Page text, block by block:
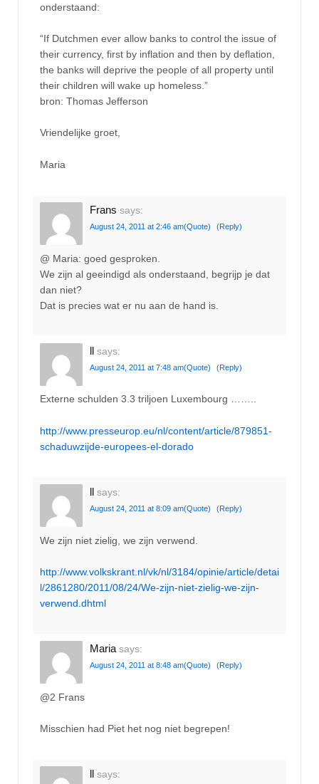
onderstaand:
“If Dutchmen ever allow banks to control the issue of
their currency, first by inflation and then by deflation,
the banks will deprive the people of all property until
their children will wake up homeless.”
bron: Thomas Jefferson
Vriendelijke groet,
Maria
Frans says:
August 24, 2011 at 2:46 am(Quote) (Reply)
@ Maria: goed gesproken.
We zijn al geeindigd als onderstaand, begrijp je dat
dan niet?
Dat is precies wat er nu aan de hand is.
ll says:
August 24, 2011 at 7:48 am(Quote) (Reply)
Externe schulden 3.3 triljoen Luxembourg ……..
http://www.presseurop.eu/nl/content/article/879851-
schaduwzijde-europees-el-dorado
ll says:
August 24, 2011 at 8:09 am(Quote) (Reply)
We zijn niet zielig, we zijn verwend.
http://www.volkskrant.nl/vk/nl/3184/opinie/article/detai
l/2861280/2011/08/24/We-zijn-niet-zielig-we-zijn-
verwend.dhtml
Maria says:
August 24, 2011 at 8:48 am(Quote) (Reply)
@2 Frans
Misschien had Piet het nog niet begrepen!
says: